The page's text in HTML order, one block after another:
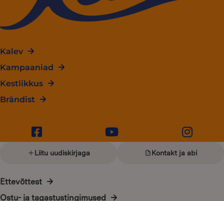
Kalev
Kampaaniad
Kestlikkus
Brändist
Liitu uudiskirjaga Kontakt ja abi
Ettevõttest
Ostu- ja tagastustingimused